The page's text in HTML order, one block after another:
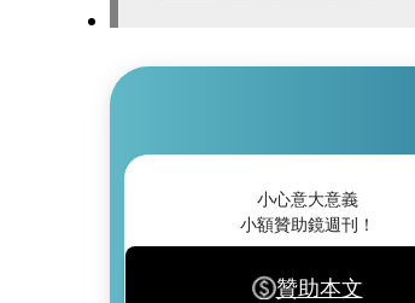
小心意大意義
小額贊助鏡週刊！
贊助本文